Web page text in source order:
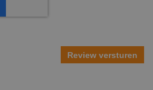
Review versturen